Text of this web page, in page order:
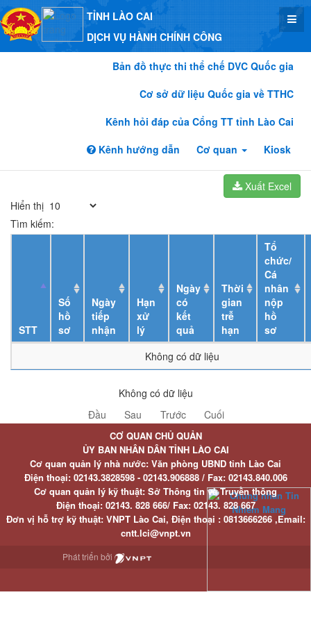
TỈNH LÀO CAI
DỊCH VỤ HÀNH CHÍNH CÔNG
Bản đồ thực thi thể chế DVC Quốc gia
Cơ sở dữ liệu Quốc gia về TTHC
Kênh hỏi đáp của Cổng TT tỉnh Lào Cai
Kênh hướng dẫn
Cơ quan Kiosk
Xuất Excel
Hiển thị
Tìm kiếm:
STT
Số
hồ
sơ
Ngày
tiếp
nhận
Hạn
xử
lý
Ngày
có
kết
quả
Thời
gian
trễ
hạn
Tổ
chức/
Cá
nhân
nộp
hồ
sơ
Không có dữ liệu
Không có dữ liệu
Đầu
Sau Trước Cuối
CƠ QUAN CHỦ QUẢN
ỦY BAN NHÂN DÂN TỈNH LÀO CAI
Cơ quan quản lý nhà nước: Văn phòng UBND tỉnh Lào Cai
Điện thoại:02143.3828598 - 02143.906888 / Fax:02143.840.006
Cơ quan quản lý kỹ thuật: Sở Thông tin và Truyền thông
Điện thoại:02143. 828 666/ Fax:02143. 828 667
Đơn vị hỗ trợ kỹ thuật: VNPT Lào Cai, Điện thoại : 0813666266 ,Email:
cntt.lci@vnpt.vn
Phát triển bởi